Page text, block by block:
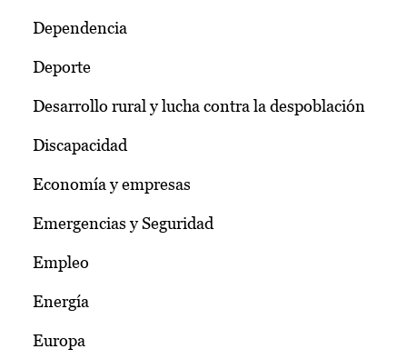
Dependencia
Deporte
Desarrollo rural y lucha contra la despoblación
Discapacidad
Economía y empresas
Emergencias y Seguridad
Empleo
Energía
Europa